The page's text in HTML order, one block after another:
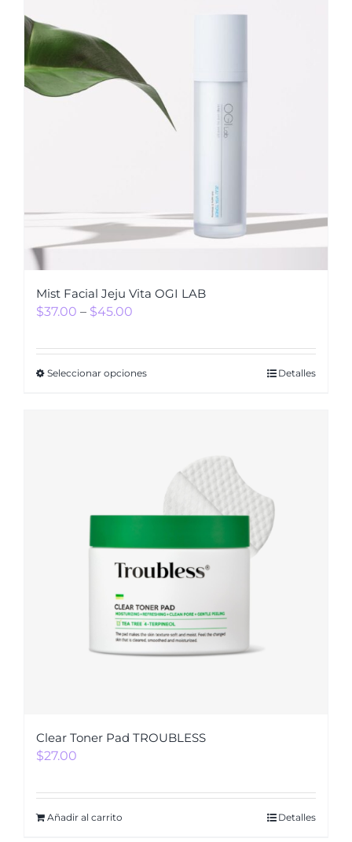
Mist Facial Jeju Vita OGI LAB
$37.00 – $45.00
Seleccionar opciones Detalles
Clear Toner Pad TROUBLESS
$27.00
Añadir al carrito Detalles